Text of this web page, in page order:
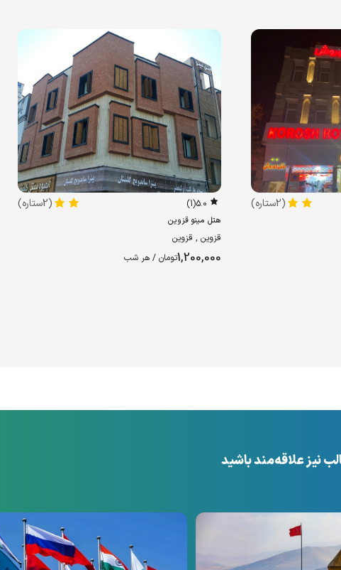
(2ستاره) 5.0
(1) (2ستاره)
هتل مینو قزوین
قزوین , قزوین
1,200,000تومان / هر شب
نیز علاقه‌مند باشید